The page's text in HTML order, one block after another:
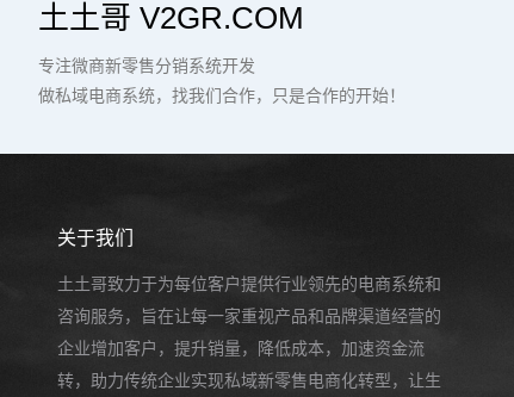
土土哥 V2GR.COM
专注微商新零售分销系统开发
做私域电商系统，找我们合作，只是合作的开始！
关于我们
土土哥致力于为每位客户提供行业领先的电商系统和
咨询服务，旨在让每一家重视产品和品牌渠道经营的
企业增加客户，提升销量，降低成本，加速资金流
转，助力传统企业实现私域新零售电商化转型，让生